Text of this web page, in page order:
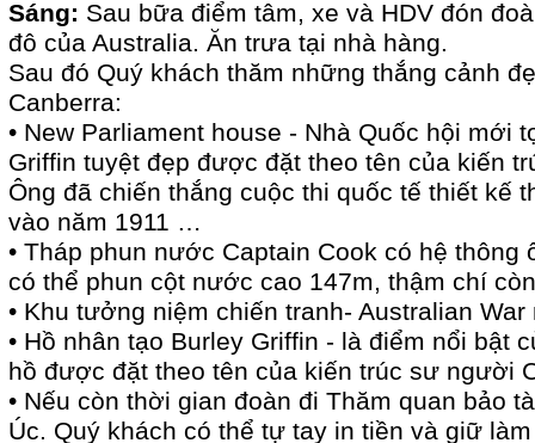
Sáng: Sau bữa điểm tâm, xe và HDV đón
đô của Australia. Ăn trưa tại nhà hàng.
Sau đó Quý khách thăm những thắng cảnh
Canberra:
• New Parliament house - Nhà Quốc hội mới
Griffin tuyệt đẹp được đặt theo tên của kiến
Ông đã chiến thắng cuộc thi quốc tế thiết kế
vào năm 1911 …
• Tháp phun nước Captain Cook có hệ
có thể phun cột nước cao 147m, thậm chí
• Khu tưởng niệm chiến tranh- Australian War
• Hồ nhân tạo Burley Griffin - là điểm nổi bật
hồ được đặt theo tên của kiến trúc sư người
• Nếu còn thời gian đoàn đi Thăm quan bảo
Úc. Quý khách có thể tự tay in tiền và giữ